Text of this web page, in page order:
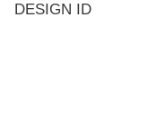
DESIGN ID